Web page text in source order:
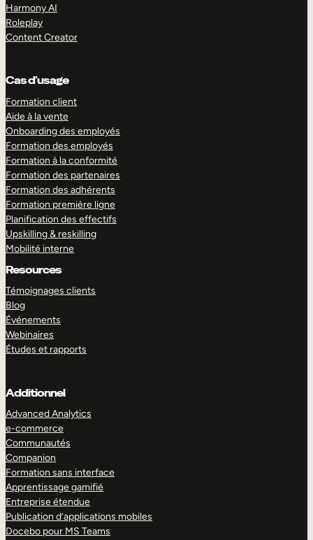
Harmony AI
Roleplay
Content Creator
Cas d’usage
Formation client
Aide à la vente
Onboarding des employés
Formation des employés
Formation à la conformité
Formation des partenaires
Formation des adhérents
Formation première ligne
Planification des effectifs
Upskilling & reskilling
Mobilité interne
Resources
Témoignages clients
Blog
Événements
Webinaires
Études et rapports
Additionnel
Advanced Analytics
e-commerce
Communautés
Companion
Formation sans interface
Apprentissage gamifié
Entreprise étendue
Publication d’applications mobiles
Docebo pour MS Teams